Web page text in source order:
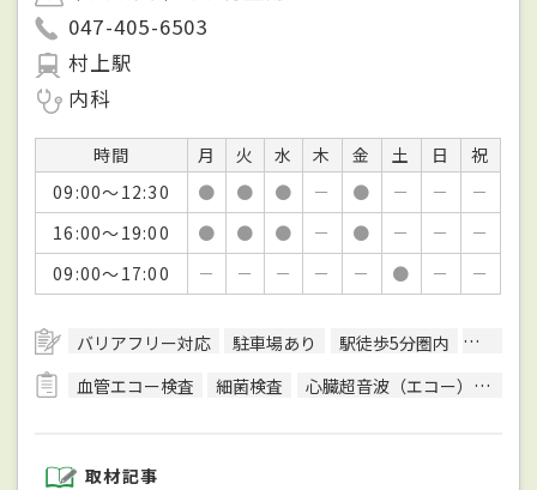
047-405-6503
村上駅
内科
時間 月 火 水 木 金 土 日
祝
09:00～12:30
● ● ● － ● － －
－
16:00～19:00
● ● ● － ● － －
－
09:00～17:00
－ － － － － ● － －
バリアフリー対応 駐車場あり 駅徒歩5分圏内
日本内
血管エコー検査
細菌検査 心臓超音波（エコー）検査
取材記事